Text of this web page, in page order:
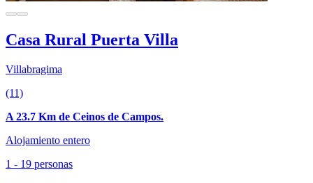
Casa Rural Puerta Villa
Villabragima
(11)
A 23.7 Km de Ceinos de Campos.
Alojamiento entero
1 - 19 personas